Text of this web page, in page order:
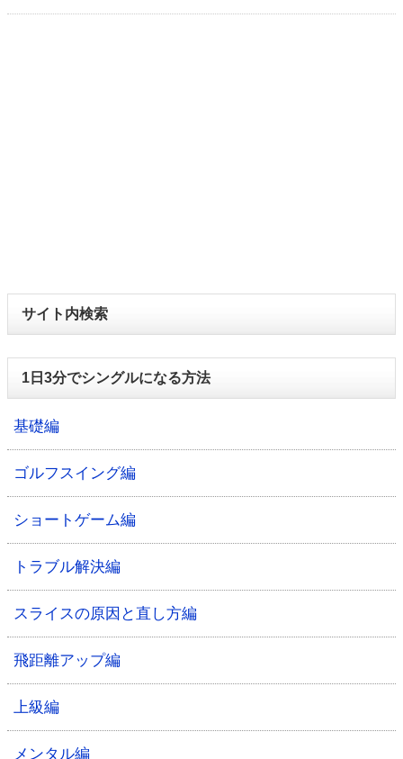
サイト内検索
1日3分でシングルになる方法
基礎編
ゴルフスイング編
ショートゲーム編
トラブル解決編
スライスの原因と直し方編
飛距離アップ編
上級編
メンタル編